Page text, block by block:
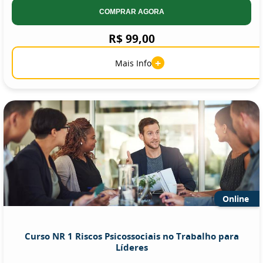
COMPRAR AGORA
R$ 99,00
Mais Info +
Online
Curso NR 1 Riscos Psicossociais no Trabalho para
Líderes